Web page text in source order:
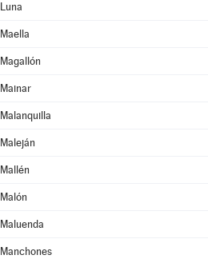
Luna
Maella
Magallón
Mainar
Malanquilla
Maleján
Mallén
Malón
Maluenda
Manchones